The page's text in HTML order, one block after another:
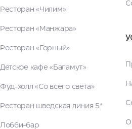
Ресторан «Чилим»
Ресторан «Манжара»
Ресторан «Горный»
Детское кафе «Баламут»
Фуд-холл «Со всего света»
Ресторан шведская линия 5*
Лобби-бар